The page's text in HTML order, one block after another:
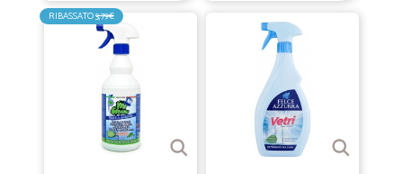
RIBASSATO3,79€